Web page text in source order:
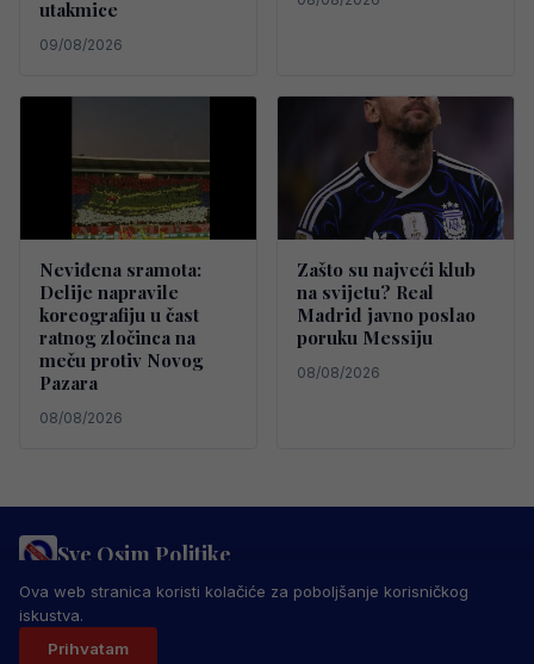
utakmice
09/08/2026
Neviđena sramota:
Delije napravile
koreografiju u čast
ratnog zločinca na
meču protiv Novog
Pazara
08/08/2026
Zašto su najveći klub
na svijetu? Real
Madrid javno poslao
poruku Messiju
08/08/2026
Sve Osim Politike
PRAVILA PRIVATNOSTI MARKETING
USLOVI KORIŠTENJA
IMPRESSUM
© 2026 Sve Osim Politike. Sva prava zadržana.
Ova web stranica koristi kolačiće za poboljšanje korisničkog
iskustva.
Prihvatam